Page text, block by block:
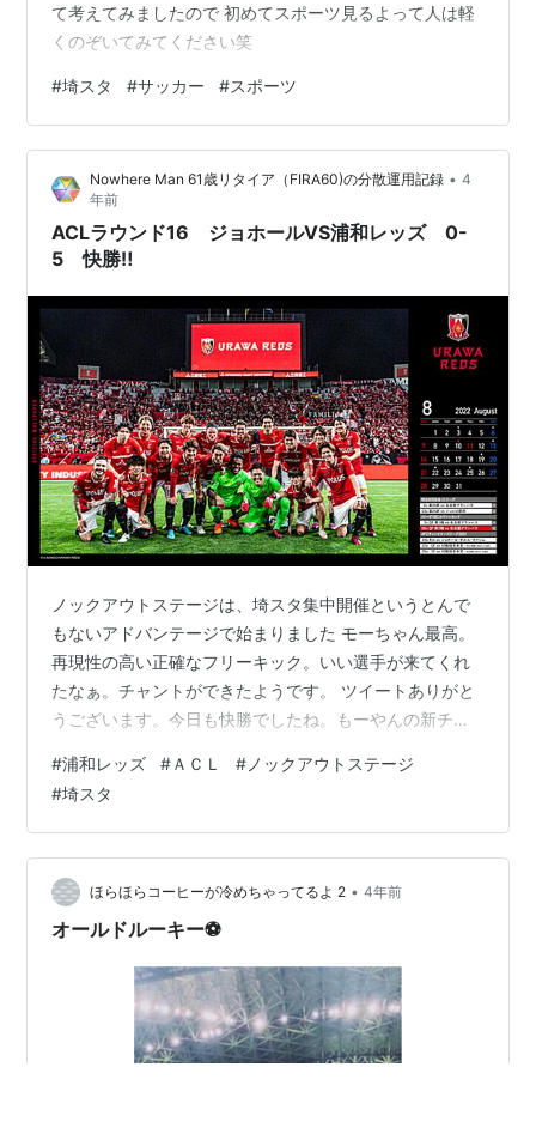
て考えてみましたので 初めてスポーツ見るよって人は軽
くのぞいてみてください笑
#埼スタ #サッカー #スポーツ
Nowhere Man 61歳リタイア（FIRA60)の分散運用記録 • 4
年前
ACLラウンド16 ジョホールVS浦和レッズ 0-
5 快勝‼
ノックアウトステージは、埼スタ集中開催というとんで
もないアドバンテージで始まりました モーちゃん最高。
再現性の高い正確なフリーキック。いい選手が来てくれ
たなぁ。チャントができたようです。 ツイートありがと
うございます。今日も快勝でしたね。もーやんの新チャ
pic.twitter.com/5sXCiKx07Q— のーちん (@ogatakapu)
2022年8月19日 ユンカー、ショルツ、モーベルグ…これ
ほど外国人が当たるのは何年ぶりだろうか。フロントは
素晴らしい仕事をしていますね。 シャルクとリンセンの
これからの活躍も楽しみです。 そしてリカ監督も素晴ら
しい …
#浦和レッズ #ＡＣＬ # ノックアウトステージ
#埼スタ
ほらほらコーヒーが冷めちゃってるよ 2 • 4年前
オールドルーキー⚽️